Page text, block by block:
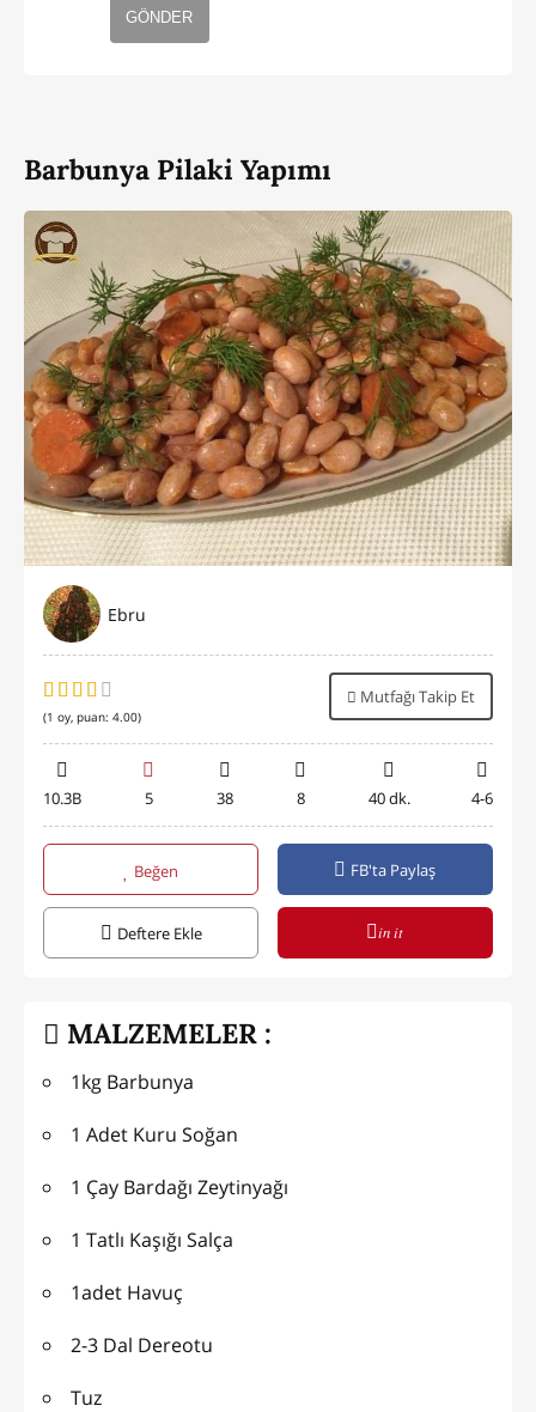
GÖNDER
Barbunya Pilaki Yapımı
Ebru
(1 oy, puan: 4.00)
Mutfağı Takip Et
10.3B 5 38 8 40 dk. 4-6
Beğen FB'ta Paylaş
Deftere Ekle in it
MALZEMELER :
1kg Barbunya
1 Adet Kuru Soğan
1 Çay Bardağı Zeytinyağı
1 Tatlı Kaşığı Salça
1adet Havuç
2-3 Dal Dereotu
Tuz